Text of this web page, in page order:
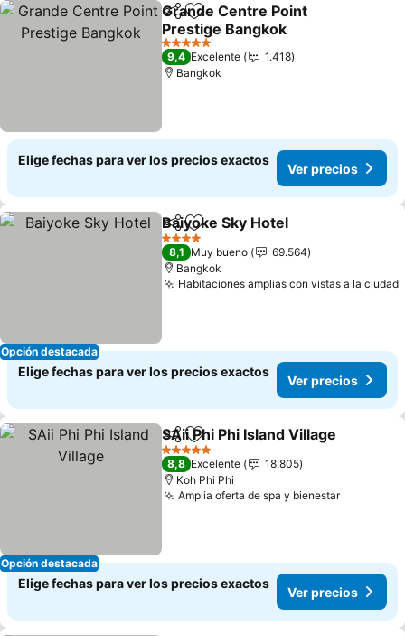
CompartirAgregar a favoritos
Grande Centre Point
Prestige Bangkok
Ver precios
5 Estrellas
9,4 Excelente
1.418
Bangkok
Elige fechas para ver los precios exactos
Ver precios
Opción destacada
CompartirAgregar a favoritos
Baiyoke Sky Hotel
4 Estrellas
8,1 Muy bueno
69.564
Bangkok
Habitaciones amplias con vistas a la ciudad
Elige fechas para ver los precios exactos
Ver precios
Opción destacada
CompartirAgregar a favoritos
SAii Phi Phi Island Village
5 Estrellas
8,8 Excelente
18.805
Koh Phi Phi
Amplia oferta de spa y bienestarVer
Elige fechas para ver los precios exactos
Ver precios